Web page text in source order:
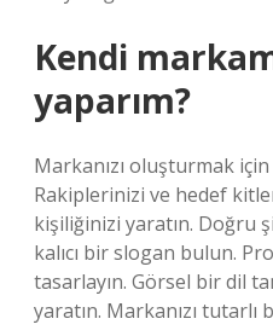
Kendi
yaparım?
Markanızı oluşturmak için
Rakiplerinizi ve hedef
kişiliğinizi yaratın. Doğru
kalıcı bir slogan bulun.
tasarlayın. Görsel bir dil
yaratın. Markanızı tutarlı